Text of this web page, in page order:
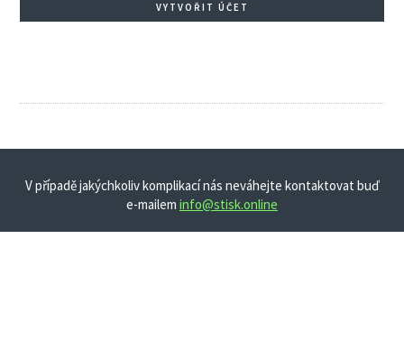
VYTVOŘIT ÚČET
V případě jakýchkoliv komplikací nás neváhejte kontaktovat buď
e-mailem info@stisk.online